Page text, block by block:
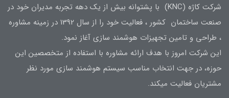
شرکت کاژه (KNC) با پشتوانه بیش از یک دهه تجربه مدیران خود در
صنعت ساختمان کشور ، فعالیت خود را از سال 1392 در زمینه مشاوره
، طراحی و تامین تجهیزات هوشمند سازی آغاز نمود.
این شرکت امروز با هدف ارائه مشاوره با استفاده از متخصصین این
حوزه، در جهت انتخاب مناسب سیستم هوشمند سازی مورد نظر
مشتریان فعالیت میکند.